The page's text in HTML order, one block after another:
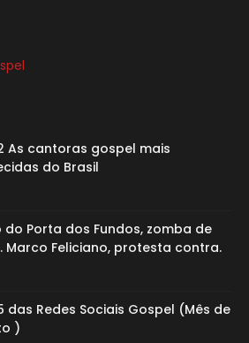
As cantoras gospel mais
do Brasil
do Porta dos Fundos, zomba de
Marco Feliciano, protesta contra.
das Redes Sociais Gospel (Mês de
)